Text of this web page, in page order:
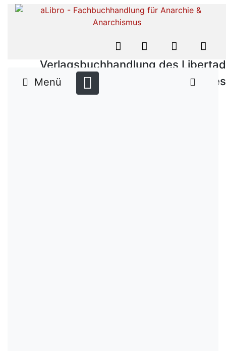
Verlagsbuchhandlung des Libertad
Verlages
Menü